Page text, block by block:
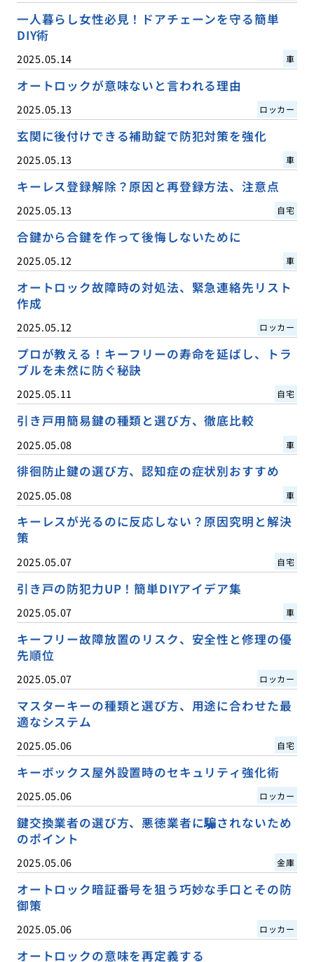
一人暮らし女性必見！ドアチェーンを守る簡単
DIY術
2025.05.14 車
オートロックが意味ないと言われる理由
2025.05.13 ロッカー
玄関に後付けできる補助錠で防犯対策を強化
2025.05.13 車
キーレス登録解除？原因と再登録方法、注意点
2025.05.13 自宅
合鍵から合鍵を作って後悔しないために
2025.05.12 車
オートロック故障時の対処法、緊急連絡先リスト
作成
2025.05.12 ロッカー
プロが教える！キーフリーの寿命を延ばし、トラ
ブルを未然に防ぐ秘訣
2025.05.11 自宅
引き戸用簡易鍵の種類と選び方、徹底比較
2025.05.08 車
徘徊防止鍵の選び方、認知症の症状別おすすめ
2025.05.08 車
キーレスが光るのに反応しない？原因究明と解決
策
2025.05.07 自宅
引き戸の防犯力UP！簡単DIYアイデア集
2025.05.07 車
キーフリー故障放置のリスク、安全性と修理の優
先順位
2025.05.07 ロッカー
マスターキーの種類と選び方、用途に合わせた最
適なシステム
2025.05.06 自宅
キーボックス屋外設置時のセキュリティ強化術
2025.05.06 ロッカー
鍵交換業者の選び方、悪徳業者に騙されないため
のポイント
2025.05.06 金庫
オートロック暗証番号を狙う巧妙な手口とその防
御策
2025.05.06 ロッカー
オートロックの意味を再定義する